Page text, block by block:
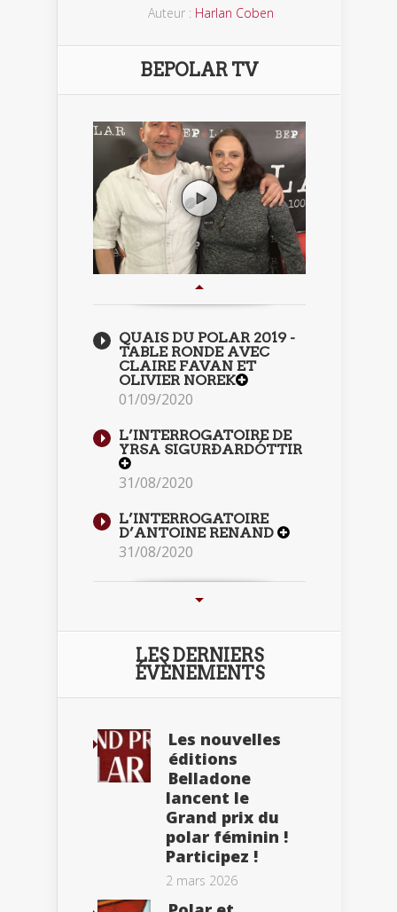
Auteur : Harlan Coben
BEPOLAR TV
QUAIS DU POLAR 2019 -
TABLE RONDE AVEC
CLAIRE FAVAN ET
OLIVIER NOREK
01/09/2020
L’INTERROGATOIRE DE
YRSA SIGURÐARDÓTTIR
31/08/2020
L’INTERROGATOIRE
D’ANTOINE RENAND
31/08/2020
LES DERNIERS
ÉVÈNEMENTS
Les nouvelles
éditions
Belladone
lancent le
Grand prix du
polar féminin !
Participez !
2 mars 2026